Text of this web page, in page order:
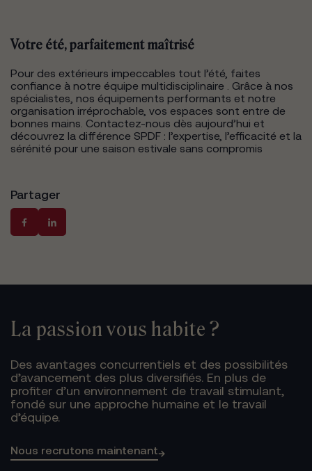
Votre été, parfaitement maîtrisé
Pour des extérieurs impeccables tout l’été, faites
confiance à notre équipe multidisciplinaire . Grâce à nos
spécialistes, nos équipements performants et notre
organisation irréprochable, vos espaces sont entre de
bonnes mains. Contactez-nous dès aujourd’hui et
découvrez la différence SPDF : l’expertise, l’efficacité et la
sérénité pour une saison estivale sans compromis
Partager
La passion vous habite ?
Des avantages concurrentiels et des possibilités
d’avancement des plus diversifiés. En plus de
profiter d’un environnement de travail stimulant,
fondé sur une approche humaine et le travail
d’équipe.
Nous recrutons maintenant→